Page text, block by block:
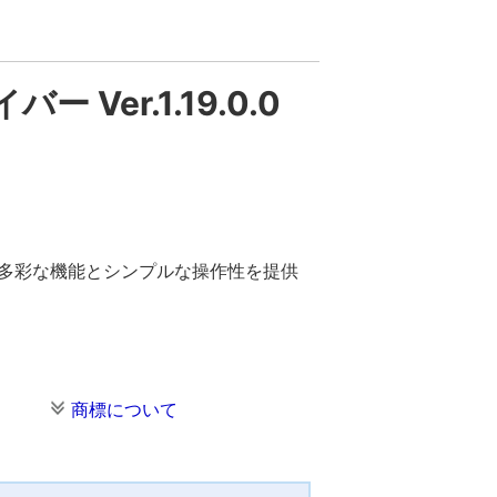
ー Ver.1.19.0.0
彩な機能とシンプルな操作性を提供
商標について